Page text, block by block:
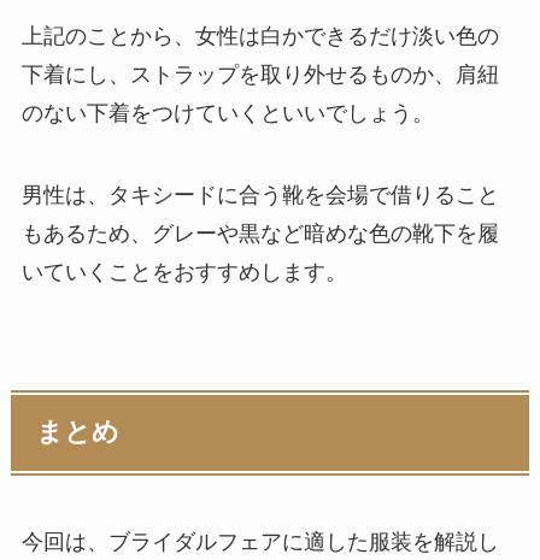
上記のことから、女性は白かできるだけ淡い色の
下着にし、ストラップを取り外せるものか、肩紐
のない下着をつけていくといいでしょう。
男性は、タキシードに合う靴を会場で借りること
もあるため、グレーや黒など暗めな色の靴下を履
いていくことをおすすめします。
まとめ
今回は、ブライダルフェアに適した服装を解説し